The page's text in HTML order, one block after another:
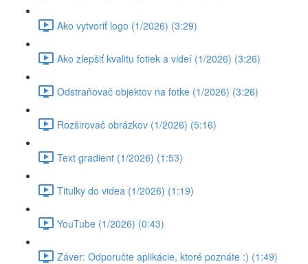
Ako vytvoriť logo (1/2026) (3:29)
Ako zlepšiť kvalitu fotiek a videí (1/2026) (3:26)
Odstraňovač objektov na fotke (1/2026) (3:26)
Rozširovač obrázkov (1/2026) (5:16)
Text gradient (1/2026) (1:53)
Titulky do videa (1/2026) (1:19)
YouTube (1/2026) (0:43)
Záver: Odporučte aplikácie, ktoré poznáte :) (1:49)